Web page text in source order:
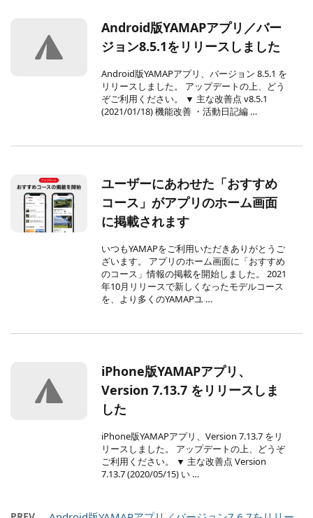
Android版YAMAPアプリ／バー
ジョン8.5.1をリリースしました
Android版YAMAPアプリ、バージョン 8.5.1 を
リリースしました。 アップデートの上、どう
ぞご利用ください。 ▼ 主な改善点 v8.5.1
(2021/01/18) 機能改善 ・活動日記編 …
ユーザーにあわせた「おすすめ
コース」がアプリのホーム画面
に掲載されます
いつもYAMAPをご利用いただきありがとうご
ざいます。 アプリのホーム画面に「おすすめ
のコース」情報の掲載を開始しました。 2021
年10月リリースで新しくなったモデルコース
を、より多くのYAMAPユ …
iPhone版YAMAPアプリ、
Version 7.13.7 をリリースしま
した
iPhone版YAMAPアプリ、Version 7.13.7 をリ
リースしました。 アップデートの上、どうぞ
ご利用ください。 ▼ 主な改善点 Version
7.13.7 (2020/05/15) い …